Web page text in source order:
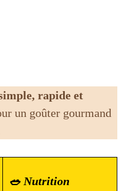
rapide et
un goûter gourmand
🥗 Nutrition